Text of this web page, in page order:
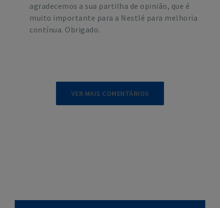
agradecemos a sua partilha de opinião, que é
muito importante para a Nestlé para melhoria
contínua. Obrigado.
VER MAIS COMENTÁRIOS